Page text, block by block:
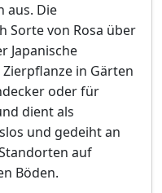
aus. Die
Sorte von Rosa über
Japanische
in Gärten
oder für
dient als
und gedeiht an
auf
Böden.